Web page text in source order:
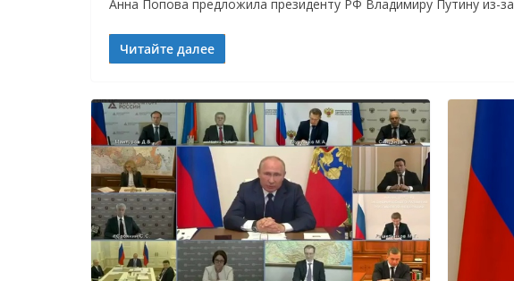
Анна Попова предложила президенту РФ Владимиру Путину из-за
Читайте далее